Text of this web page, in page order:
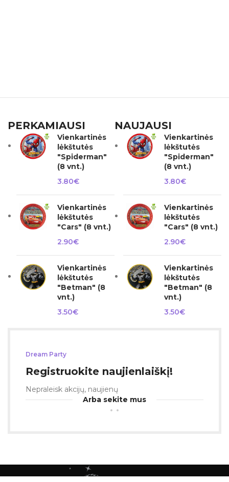
PERKAMIAUSI
Vienkartinės
lėkštutės
"Spiderman"
(8 vnt.)
3.80€
Vienkartinės
lėkštutės
"Cars" (8 vnt.)
2.90€
Vienkartinės
lėkštutės
"Betman" (8
vnt.)
3.50€
NAUJAUSI
Vienkartinės
lėkštutės
"Spiderman"
(8 vnt.)
3.80€
Vienkartinės
lėkštutės
"Cars" (8 vnt.)
2.90€
Vienkartinės
lėkštutės
"Betman" (8
vnt.)
3.50€
Dream Party
Registruokite naujienlaiškį!
Nepraleisk akcijų, naujienų
Arba sekite mus